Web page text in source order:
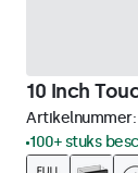
10 Inch
Artikelnummer:
100+ stuks